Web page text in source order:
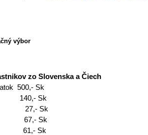
výbor
zo Slovenska a Čiech
500,- Sk
Sk
Sk
Sk
Sk